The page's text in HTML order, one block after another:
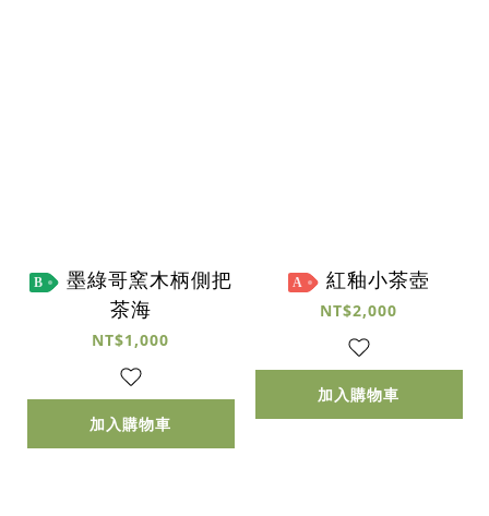
B
茶海
NT$1,000
加入購物車
A 紅釉小茶壺
NT$2,000
加入購物車